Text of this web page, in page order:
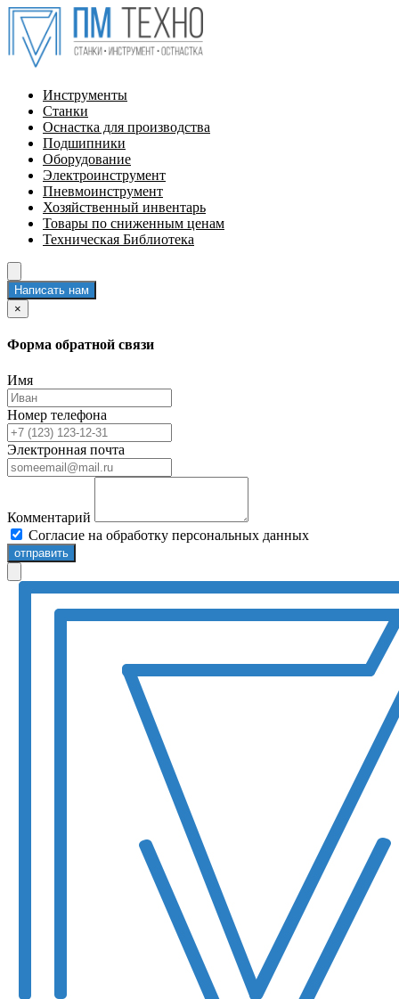
Инструменты
Станки
Оснастка для производства
Подшипники
Оборудование
Электроинструмент
Пневмоинструмент
Хозяйственный инвентарь
Товары по сниженным ценам
Техническая Библиотека
Написать нам
×
Форма обратной связи
Имя
Номер телефона
Электронная почта
Комментарий
Согласие на обработку персональных данных
отправить